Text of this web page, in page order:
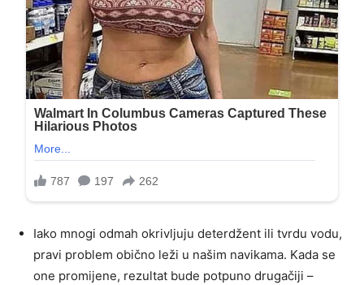
Iako mnogi odmah okrivljuju deterdžent ili tvrdu vodu,
pravi problem obično leži u našim navikama. Kada se
one promijene, rezultat bude potpuno drugačiji –